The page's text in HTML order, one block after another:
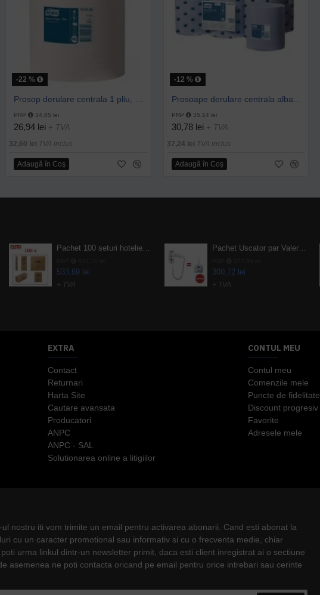
-22 %
PRP 34,65 lei
26,94 lei + TVA
32,60 lei TVA inclus
Adaugă în Coş
-12 %
PRP 35,14 lei
30,78 lei + TVA
37,24 lei TVA inclus
Adaugă în Coş
Pachet 100 seturi hoteliere, set dentar, set barbierit, casca de dus, pila unghii, set cusut
533,69 lei
+ TVA
Pachet Uscator par Valera Action Super Plus + GRATUIT Sampon si gel de dus Tork
300,72 lei
+ TVA
EXTRA
Contact
Returnari
Harta Site
Cautare avansata
Producatori
ANPC
ANPC - SAL
Solutionarea online a litigiilor
CONTUL MEU
Contul meu
Comenzile mele
Puncte de fidelitate
Discount progresiv
Favorite
Adresele mele
nostru iti vom trimite un email pentru activarea abonarii. Cand esti abonat la
cu un caracter promotional sau informativ si cu o frecventa medie, chiar
urma linkul dintr-un newsletter primit, daca esti client inregistrat ai o sectiune
asemenea ne poti contacta oricand pe email pentru orice intrebari sau cerinte